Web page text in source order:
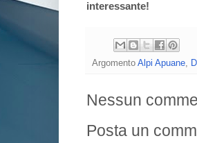
interessante!
Argomento Alpi Apuane
Nessun
Posta un